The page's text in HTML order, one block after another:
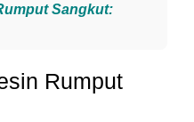
Sangkut:
Rumput